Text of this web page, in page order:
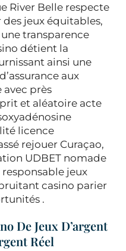
River Belle respecte
jeux équitables,
transparence
détient la
ainsi une
aux
avec près
et aléatoire acte
licence
rejouer Curaçao,
UDBET nomade
jeux
casino parier
.
De Jeux D’argent
Réel